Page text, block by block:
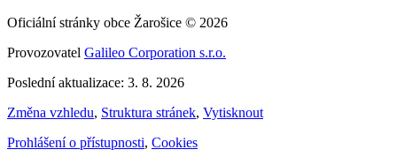
Oficiální stránky obce Žarošice © 2026
Provozovatel Galileo Corporation s.r.o.
Poslední aktualizace: 3. 8. 2026
Změna vzhledu, Struktura stránek, Vytisknout
Prohlášení o přístupnosti, Cookies